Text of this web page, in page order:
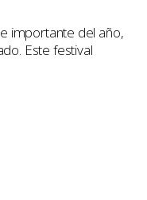
importante del año,
Este festival